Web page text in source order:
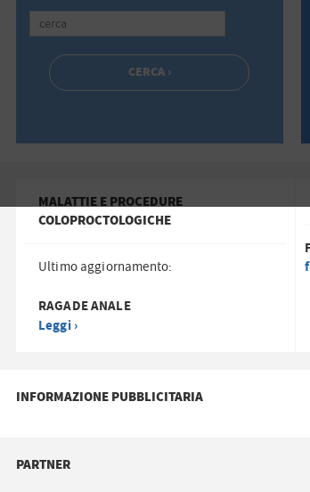
MALATTIE E PROCEDURE
COLOPROCTOLOGICHE
Ultimo aggiornamento:
RAGADE ANALE
Leggi ›
INFORMAZIONE PUBBLICITARIA
PARTNER